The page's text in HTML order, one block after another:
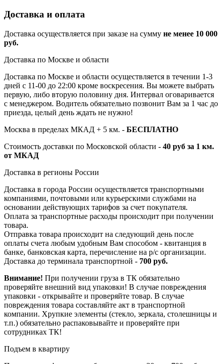
Доставка и оплата
Доставка осуществляется при заказе на сумму не менее 10 000
руб.
Доставка по Москве и области
Доставка по Москве и области осуществляется в течении 1-3
дней с 11-00 до 22:00 кроме воскресения. Вы можете выбрать
первую, либо вторую половину дня. Интервал оговаривается
с менеджером. Водитель обязательно позвонит Вам за 1 час до
приезда, целый день ждать не нужно!
Москва в пределах МКАД + 5 км. - БЕСПЛАТНО
Стоимость доставки по Московской области - 40 руб за 1 км.
от МКАД
Доставка в регионы России
Доставка в города России осуществляется транспортными
компаниями, почтовыми или курьерскими службами на
основании действующих тарифов за счет покупателя.
Оплата за транспортные расходы происходит при получении
товара.
Отправка товара происходит на следующий день после
оплаты счета любым удобным Вам способом - квитанция в
банке, банковская карта, перечисление на р/с организации.
Доставка до терминала транспортной - 700 руб.
Внимание! При получении груза в ТК обязательно
проверяйте внешний вид упаковки! В случае повреждения
упаковки - открывайте и проверяйте товар. В случае
повреждения товара составляйте акт в транспортной
компании. Хрупкие элементы (стекло, зеркала, столешницы и
т.п.) обязательно распаковывайте и проверяйте при
сотрудниках ТК!
Подъем в квартиру